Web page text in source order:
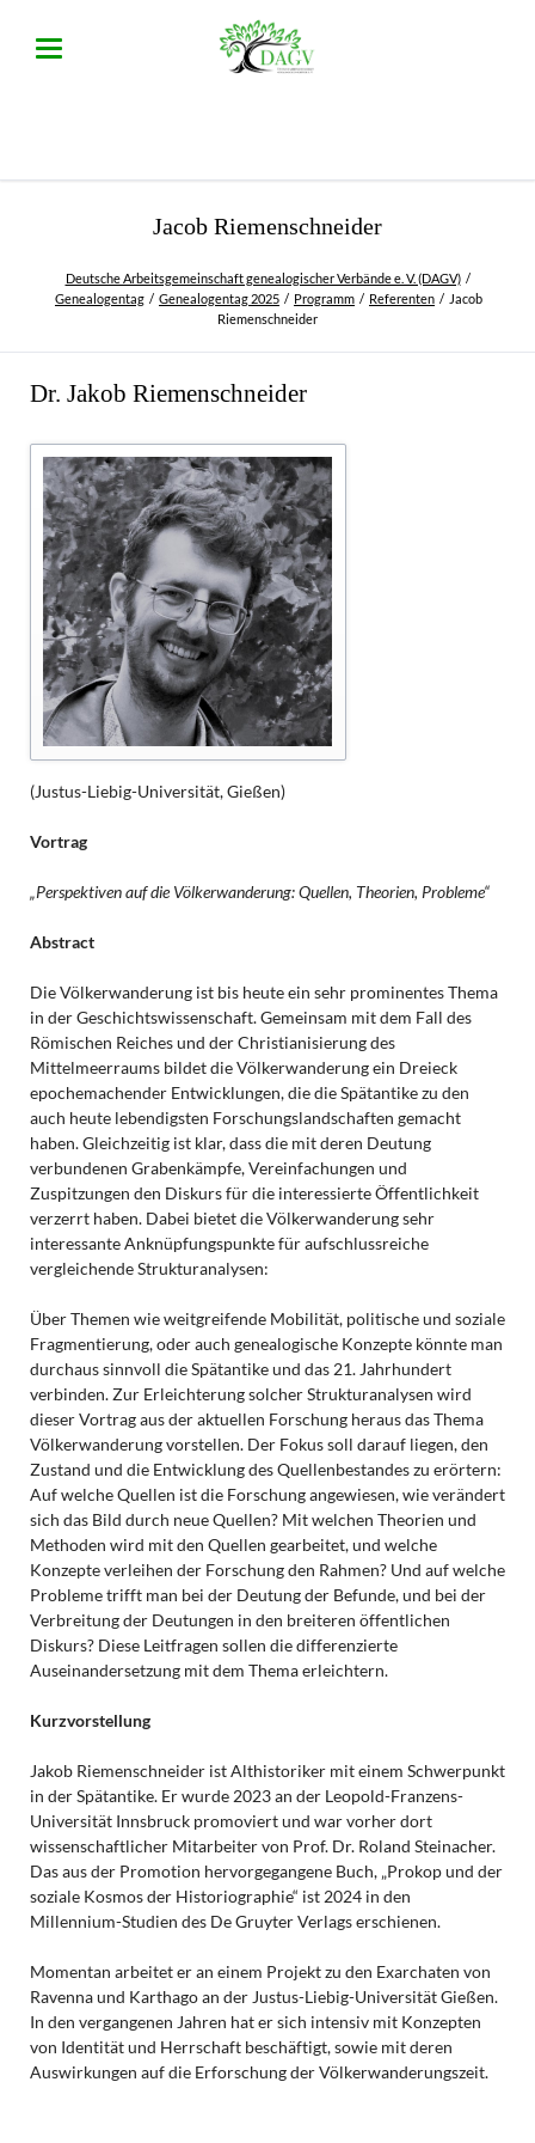
Jacob Riemenschneider
Deutsche Arbeitsgemeinschaft genealogischer Verbände e. V. (DAGV)
Genealogentag
Genealogentag 2025 Programm Referenten
Jacob
Riemenschneider
Dr. Jakob Riemenschneider
(Justus-Liebig-Universität, Gießen)
Vortrag
„Perspektiven auf die Völkerwanderung: Quellen, Theorien, Probleme“
Abstract
Die Völkerwanderung ist bis heute ein sehr prominentes Thema
in der Geschichtswissenschaft. Gemeinsam mit dem Fall des
Römischen Reiches und der Christianisierung des
Mittelmeerraums bildet die Völkerwanderung ein Dreieck
epochemachender Entwicklungen, die die Spätantike zu den
auch heute lebendigsten Forschungslandschaften gemacht
haben. Gleichzeitig ist klar, dass die mit deren Deutung
verbundenen Grabenkämpfe, Vereinfachungen und
Zuspitzungen den Diskurs für die interessierte Öffentlichkeit
verzerrt haben. Dabei bietet die Völkerwanderung sehr
interessante Anknüpfungspunkte für aufschlussreiche
vergleichende Strukturanalysen:
Über Themen wie weitgreifende Mobilität, politische und soziale
Fragmentierung, oder auch genealogische Konzepte könnte man
durchaus sinnvoll die Spätantike und das 21. Jahrhundert
verbinden. Zur Erleichterung solcher Strukturanalysen wird
dieser Vortrag aus der aktuellen Forschung heraus das Thema
Völkerwanderung vorstellen. Der Fokus soll darauf liegen, den
Zustand und die Entwicklung des Quellenbestandes zu erörtern:
Auf welche Quellen ist die Forschung angewiesen, wie verändert
sich das Bild durch neue Quellen? Mit welchen Theorien und
Methoden wird mit den Quellen gearbeitet, und welche
Konzepte verleihen der Forschung den Rahmen? Und auf welche
Probleme trifft man bei der Deutung der Befunde, und bei der
Verbreitung der Deutungen in den breiteren öffentlichen
Diskurs? Diese Leitfragen sollen die differenzierte
Auseinandersetzung mit dem Thema erleichtern.
Kurzvorstellung
Jakob Riemenschneider ist Althistoriker mit einem Schwerpunkt
in der Spätantike. Er wurde 2023 an der Leopold-Franzens-
Universität Innsbruck promoviert und war vorher dort
wissenschaftlicher Mitarbeiter von Prof. Dr. Roland Steinacher.
Das aus der Promotion hervorgegangene Buch, „Prokop und der
soziale Kosmos der Historiographie“ ist 2024 in den
Millennium-Studien des De Gruyter Verlags erschienen.
Momentan arbeitet er an einem Projekt zu den Exarchaten von
Ravenna und Karthago an der Justus-Liebig-Universität Gießen.
In den vergangenen Jahren hat er sich intensiv mit Konzepten
von Identität und Herrschaft beschäftigt, sowie mit deren
Auswirkungen auf die Erforschung der Völkerwanderungszeit.